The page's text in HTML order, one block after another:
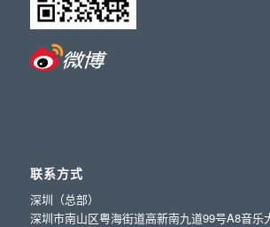
联系方式
深圳（总部）
深圳市南山区粤海街道高新南九道99号A8音乐